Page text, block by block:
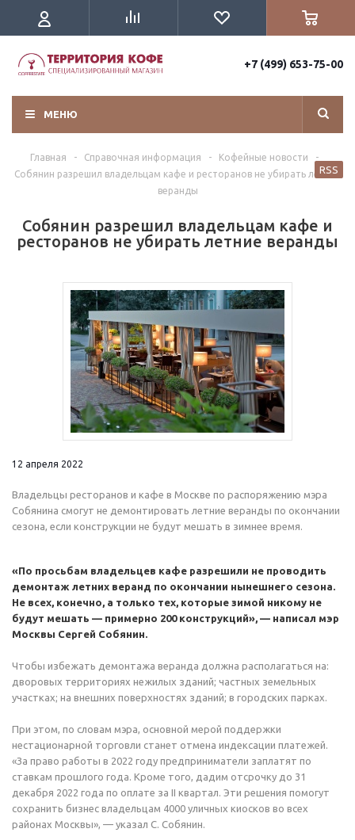
+7 (499) 653-75-00
МЕНЮ
Главная - Справочная информация - Кофейные новости
-
Собянин разрешил владельцам кафе и ресторанов не убирать летние
веранды
Собянин разрешил владельцам кафе и
ресторанов не убирать летние веранды
RSS
12 апреля 2022
Владельцы ресторанов и кафе в Москве по распоряжению мэра
Собянина смогут не демонтировать летние веранды по окончании
сезона, если конструкции не будут мешать в зимнее время.
«По просьбам владельцев кафе разрешили не проводить
демонтаж летних веранд по окончании нынешнего сезона.
Не всех, конечно, а только тех, которые зимой никому не
будут мешать — примерно 200 конструкций», — написал мэр
Москвы Сергей Собянин.
Чтобы избежать демонтажа веранда должна располагаться на:
дворовых территориях нежилых зданий; частных земельных
участках; на внешних поверхностях зданий; в городских парках.
При этом, по словам мэра, основной мерой поддержки
нестационарной торговли станет отмена индексации платежей.
«За право работы в 2022 году предприниматели заплатят по
ставкам прошлого года. Кроме того, дадим отсрочку до 31
декабря 2022 года по оплате за II квартал. Эти решения помогут
сохранить бизнес владельцам 4000 уличных киосков во всех
районах Москвы», — указал С. Собянин.